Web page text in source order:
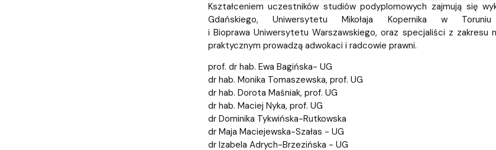
Kształceniem uczestników studiów podyplomowych zajmują się
Gdańskiego, Uniwersytetu Mikołaja Kopernika w
i Bioprawa Uniwersytetu Warszawskiego, oraz specjaliści z
praktycznym prowadzą adwokaci i radcowie prawni.
prof. dr hab. Ewa Bagińska- UG
dr hab. Monika Tomaszewska, prof. UG
dr hab. Dorota Maśniak, prof. UG
dr hab. Maciej Nyka, prof. UG
dr Dominika Tykwińska-Rutkowska
dr Maja Maciejewska-Szałas - UG
dr Izabela Adrych-Brzezińska - UG